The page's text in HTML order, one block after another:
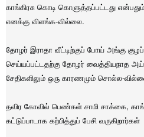
காங்கிரசு கொடி கொளுத்தப்பட்டது என்பதும்
எனக்கு விளங்க-வில்லை.
தோழர் இராதா வீட்டிற்குப் போய் அங்கு
செய்யப்பட்டதற்கு தோழர் வைத்தியநாத
சேதிகளிலும் ஒரு காரணமும் சொல்ல-
தவிர கோவில் பெண்கள் சாமி சாக்கை,
கட்டுப்பாடாக கற்பித்துப் பேசி வருகிறார்கள்